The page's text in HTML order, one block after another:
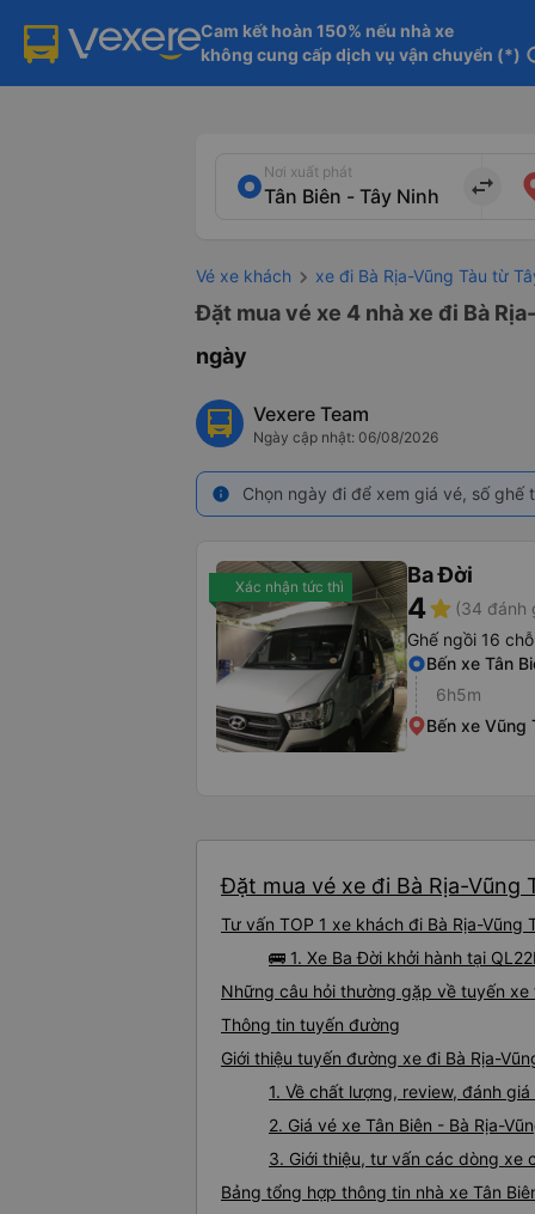
Cam kết hoàn 150% nếu nhà xe
không cung cấp dịch vụ vận chuyển (*)
Nơi xuất phát
import_export
Vé xe khách xe đi Bà Rịa-Vũng Tàu từ
Đặt mua vé xe 4 nhà xe đi Bà
ngày
Vexere Team
Ngày cập nhật: 06/08/2026
info Chọn ngày đi để xem giá vé, số
Xác nhận tức thì Ba Đời
4star (34 đánh
Ghế ngồi 16 chỗ
Bến xe Tân
6h5m
Bến xe Vũng
Đặt mua vé xe đi Bà Rịa-Vũng
Tư vấn TOP 1 xe khách đi Bà Rịa-
🚌 1. Xe Ba Đời khởi hành tại
Những câu hỏi thường gặp về tuyến xe
Thông tin tuyến đường
Giới thiệu tuyến đường xe đi Bà Rịa-
1. Về chất lượng, review, đánh
2. Giá vé xe Tân Biên - Bà Rịa-
3. Giới thiệu, tư vấn các dòng xe
Bảng tổng hợp thông tin nhà xe Tân